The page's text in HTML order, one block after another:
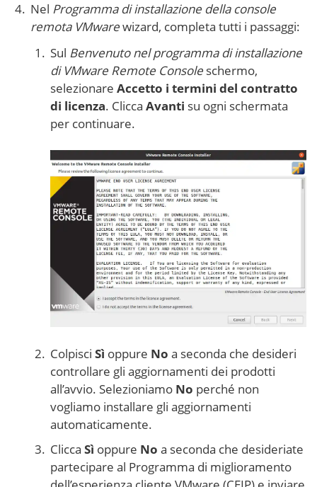
Nel Programma di installazione della console
remota VMwarewizard, completa tutti i passaggi:
Sul Benvenuto nel programma di installazione
di VMware Remote Console schermo,
selezionare Accetto i termini del contratto
di licenza. Clicca Avanti su ogni schermata
per continuare.
Colpisci Sì oppure No a seconda che desideri
controllare gli aggiornamenti dei prodotti
all’avvio. Selezioniamo No perché non
vogliamo installare gli aggiornamenti
automaticamente.
Clicca Sì oppure No a seconda che desideriate
partecipare al Programma di miglioramento